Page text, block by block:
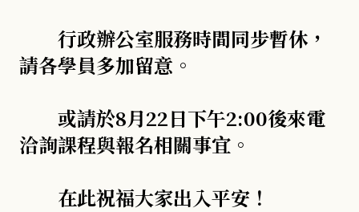
行政辦公室服務時間同步暫休，
請各學員多加留意。
或請於8月22日下午2:00後來電
洽詢課程與報名相關事宜。
在此祝福大家出入平安！